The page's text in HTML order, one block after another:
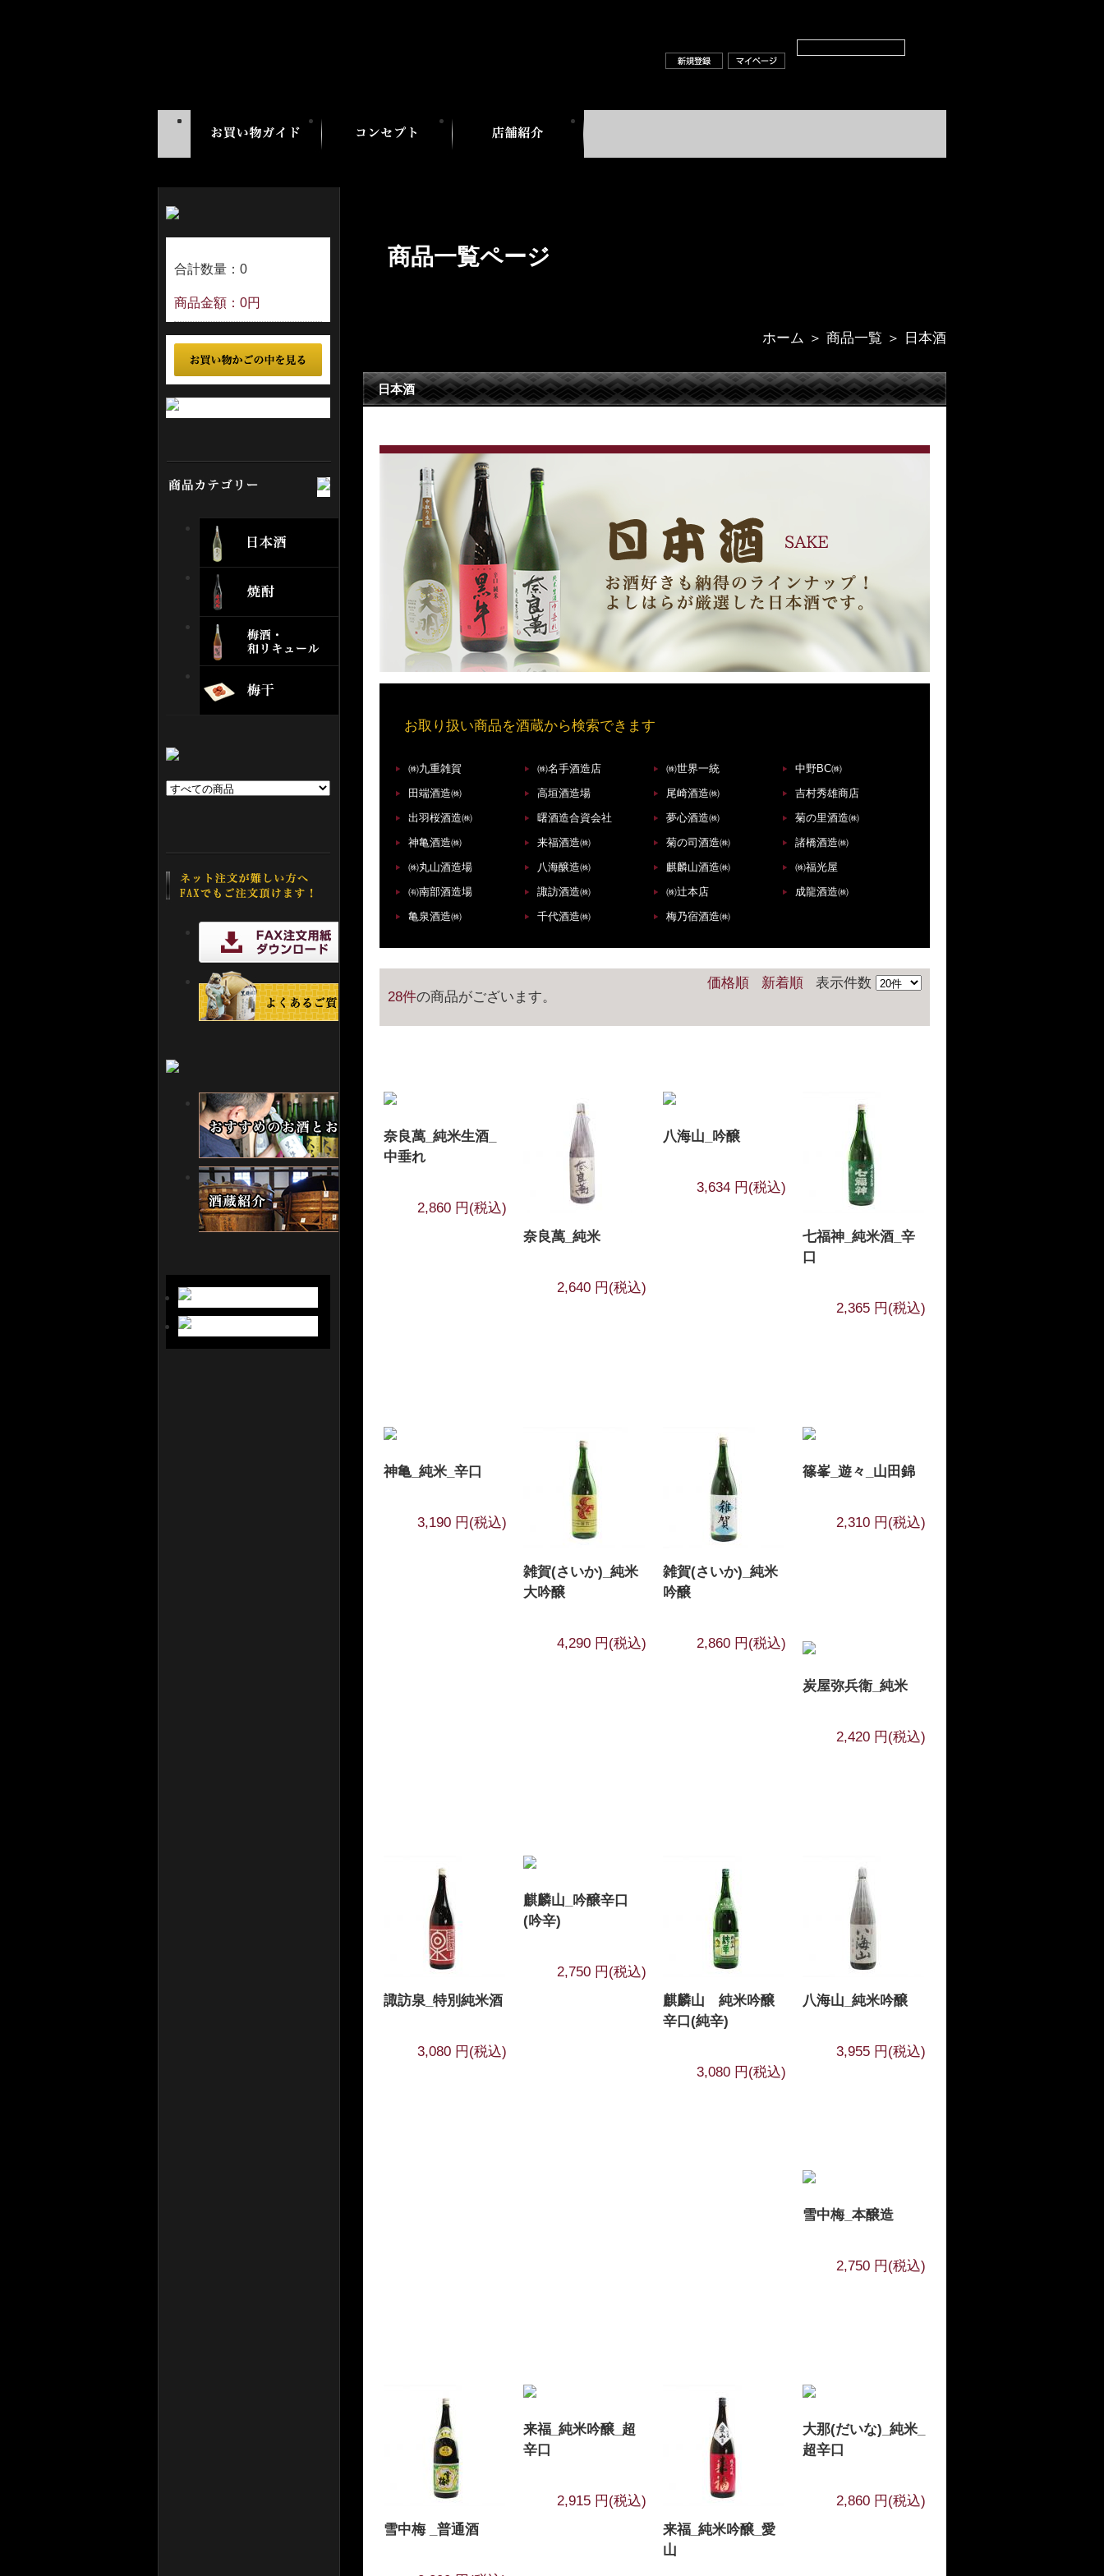
合計数量：0
商品金額： 0円
商品一覧ページ
ホーム ＞ 商品一覧 ＞ 日本酒
日本酒
お取り扱い商品を酒蔵から検索できます
㈱九重雑賀 ㈱名手酒造店 ㈱世界一統
中野BC㈱
田端酒造㈱
高垣酒造場 尾崎酒造㈱
吉村秀雄商店
出羽桜酒造㈱
曙酒造合資会社 夢心酒造㈱
菊の里酒造㈱
神亀酒造㈱
来福酒造㈱ 菊の司酒造㈱
諸橋酒造㈱
㈱丸山酒造場
八海醸造㈱ 麒麟山酒造㈱
㈱福光屋
㈲南部酒造場
諏訪酒造㈱ ㈱辻本店
成龍酒造㈱
亀泉酒造㈱
千代酒造㈱ 梅乃宿酒造㈱
28件の商品がございます。
価格順 新着順 表示件数
奈良萬_純米生酒_
中垂れ
2,860 円(税込)
奈良萬_純米
2,640 円(税込)
八海山_吟醸
3,634 円(税込)
七福神_純米酒_辛
口
2,365 円(税込)
神亀_純米_辛口
3,190 円(税込)
雑賀(さいか)_純米
大吟醸
4,290 円(税込)
雑賀(さいか)_純米
吟醸
2,860 円(税込)
篠峯_遊々_山田錦
2,310 円(税込)
炭屋弥兵衛_純米
2,420 円(税込)
諏訪泉_特別純米酒
3,080 円(税込)
麒麟山_吟醸辛口
(吟辛)
2,750 円(税込)
麒麟山 純米吟醸
辛口(純辛)
3,080 円(税込)
八海山_純米吟醸
3,955 円(税込)
雪中梅_本醸造
2,750 円(税込)
雪中梅 _普通酒
来福_純米吟醸_超
辛口
2,915 円(税込)
来福_純米吟醸_愛
山
大那(だいな)_純米_
超辛口
2,860 円(税込)